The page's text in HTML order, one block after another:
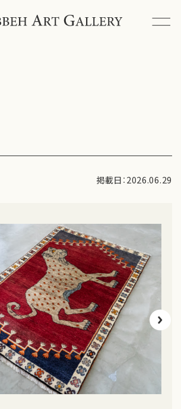
トギャラリーとは
は
手入れ
掲載日：2026.06.29